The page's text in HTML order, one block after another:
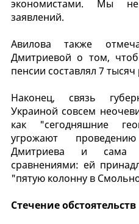
экономистами. Мы
заявлений.
Авилова также
Дмитриевой о том,
пенсии составлял 7
Наконец, связь
Украиной совсем
как "сегодняшние
угрожают
Дмитриева и сама
сравнениями: ей
"пятую колонну в
Стечение обстоятельств